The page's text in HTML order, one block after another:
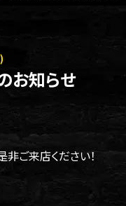
お知らせ
ご来店ください！